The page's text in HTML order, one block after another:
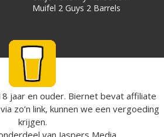
the Hotel Room
Muifel 2 Guys 2 Barrels
jaar en ouder. Biernet bevat affiliate
zo’n link, kunnen we een vergoeding
krijgen.